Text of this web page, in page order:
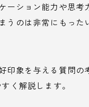
ーション能力や思考
うのは非常にもった
印象を与える質問の
く解説します。